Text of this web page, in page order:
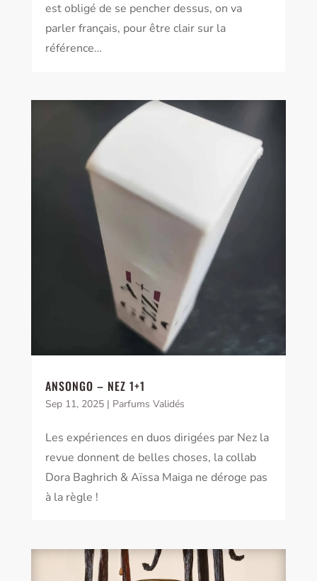
est obligé de se pencher dessus, on va
parler français, pour être clair sur la
référence…
ANSONGO – NEZ 1+1
Sep 11, 2025| Parfums Validés
Les expériences en duos dirigées par Nez la
revue donnent de belles choses, la collab
Dora Baghrich & Aïssa Maiga ne déroge pas
à la règle !